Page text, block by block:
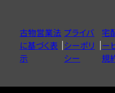
ヤ
ル
古物営業法
に基づく表
示
プライバ
シーポリ
シー
宅
ー
規